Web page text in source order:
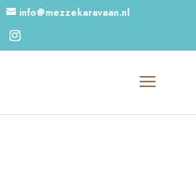
info@mezzekaravaan.nl